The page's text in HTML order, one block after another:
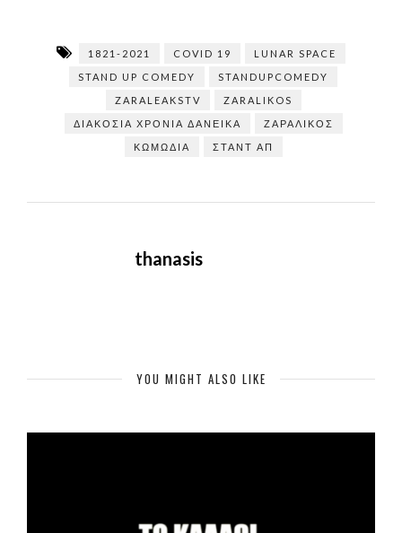
1821-2021 COVID 19
LUNAR SPACE
STAND UP COMEDY
STANDUPCOMEDY
ZARALEAKSTV
ZARALIKOS
ΔΙΑΚΌΣΙΑ ΧΡΌΝΙΑ ΔΑΝΕΙΚΆ
ΖΑΡΑΛΊΚΟΣ
ΚΩΜΩΔΊΑ
ΣΤΑΝΤ ΑΠ
thanasis
YOU MIGHT ALSO LIKE